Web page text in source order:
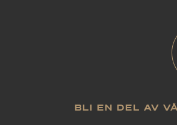
BLI EN DEL AV